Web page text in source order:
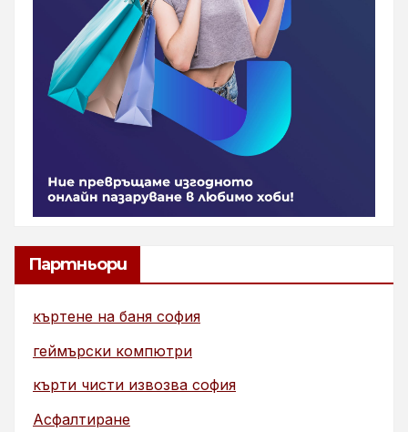
Партньори
къртене на баня софия
геймърски компютри
кърти чисти извозва софия
Асфалтиране